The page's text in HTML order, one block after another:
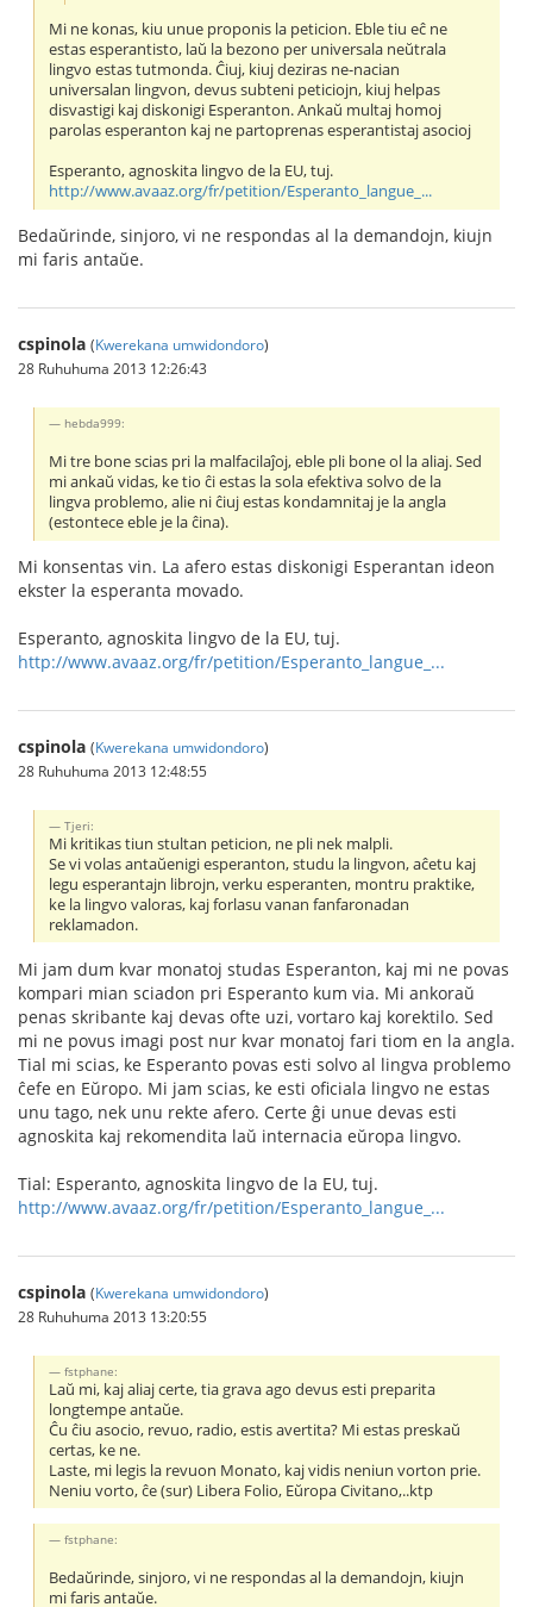
Mi ne konas, kiu unue proponis la peticion. Eble tiu eĉ ne
estas esperantisto, laŭ la bezono per universala neŭtrala
lingvo estas tutmonda. Ĉiuj, kiuj deziras ne-nacian
universalan lingvon, devus subteni peticiojn, kiuj helpas
disvastigi kaj diskonigi Esperanton. Ankaŭ multaj homoj
parolas esperanton kaj ne partoprenas esperantistaj asocioj
Esperanto, agnoskita lingvo de la EU, tuj.
http://www.avaaz.org/fr/petition/Esperanto_langue_...
Bedaŭrinde, sinjoro, vi ne respondas al la demandojn, kiujn
mi faris antaŭe.
cspinola (Kwerekana umwidondoro)
28 Ruhuhuma 2013 12:26:43
hebda999:
Mi tre bone scias pri la malfacilaĵoj, eble pli bone ol la aliaj. Sed
mi ankaŭ vidas, ke tio ĉi estas la sola efektiva solvo de la
lingva problemo, alie ni ĉiuj estas kondamnitaj je la angla
(estontece eble je la ĉina).
Mi konsentas vin. La afero estas diskonigi Esperantan ideon
ekster la esperanta movado.
Esperanto, agnoskita lingvo de la EU, tuj.
http://www.avaaz.org/fr/petition/Esperanto_langue_...
cspinola (Kwerekana umwidondoro)
28 Ruhuhuma 2013 12:48:55
Tjeri:
Mi kritikas tiun stultan peticion, ne pli nek malpli.
Se vi volas antaŭenigi esperanton, studu la lingvon, aĉetu kaj
legu esperantajn librojn, verku esperanten, montru praktike,
ke la lingvo valoras, kaj forlasu vanan fanfaronadan
reklamadon.
Mi jam dum kvar monatoj studas Esperanton, kaj mi ne povas
kompari mian sciadon pri Esperanto kum via. Mi ankoraŭ
penas skribante kaj devas ofte uzi, vortaro kaj korektilo. Sed
mi ne povus imagi post nur kvar monatoj fari tiom en la angla.
Tial mi scias, ke Esperanto povas esti solvo al lingva problemo
ĉefe en Eŭropo. Mi jam scias, ke esti oficiala lingvo ne estas
unu tago, nek unu rekte afero. Certe ĝi unue devas esti
agnoskita kaj rekomendita laŭ internacia eŭropa lingvo.
Tial: Esperanto, agnoskita lingvo de la EU, tuj.
http://www.avaaz.org/fr/petition/Esperanto_langue_...
cspinola (Kwerekana umwidondoro)
28 Ruhuhuma 2013 13:20:55
fstphane:
Laŭ mi, kaj aliaj certe, tia grava ago devus esti preparita
longtempe antaŭe.
Ĉu ĉiu asocio, revuo, radio, estis avertita? Mi estas preskaŭ
certas, ke ne.
Laste, mi legis la revuon Monato, kaj vidis neniun vorton prie.
Neniu vorto, ĉe (sur) Libera Folio, Eŭropa Civitano,..ktp
fstphane:
Bedaŭrinde, sinjoro, vi ne respondas al la demandojn, kiujn
mi faris antaŭe.